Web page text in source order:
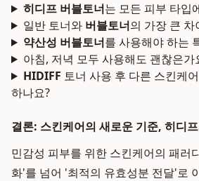
히디프 버블토너는 모든 피부 타입
일반 토너와 버블토너의 가장 큰
약산성 버블토너를 사용해야 하는
아침, 저녁 모두 사용해도 괜찮은가
HIDIFF 토너 사용 후 다른 스킨케
하나요?
결론: 스킨케어의 새로운 기준, 히디
민감성 피부를 위한 스킨케어의 패러
화'를 넘어 '최적의 유효성분 전달'로